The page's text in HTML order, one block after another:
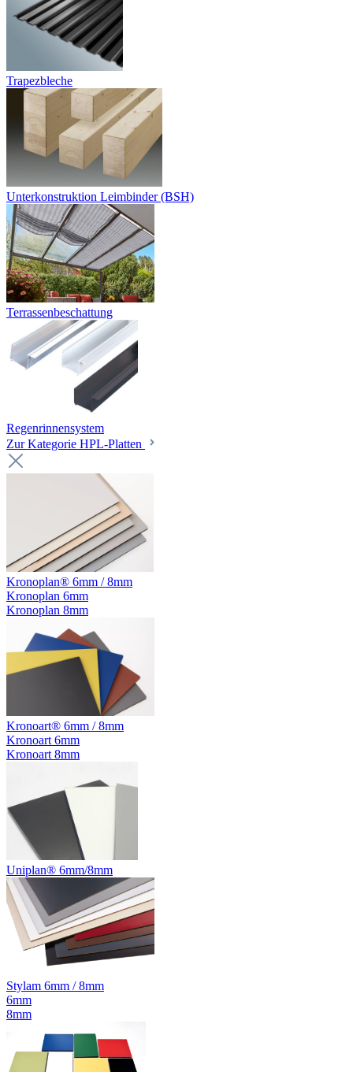
Trapezbleche
Unterkonstruktion Leimbinder (BSH)
Terrassenbeschattung
Regenrinnensystem
Zur Kategorie HPL-Platten
Kronoplan® 6mm / 8mm
Kronoplan 6mm
Kronoplan 8mm
Kronoart® 6mm / 8mm
Kronoart 6mm
Kronoart 8mm
Uniplan® 6mm/8mm
Stylam 6mm / 8mm
6mm
8mm